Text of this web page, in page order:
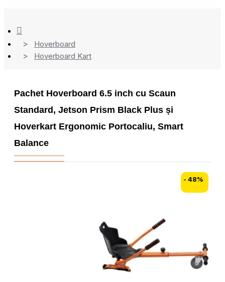
Hoverboard
Hoverboard Kart
Pachet Hoverboard 6.5 inch cu Scaun
Standard, Jetson Prism Black Plus și
Hoverkart Ergonomic Portocaliu, Smart
Balance
- 48%